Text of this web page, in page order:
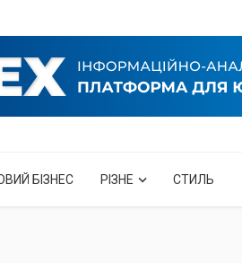
БІЗНЕС РІЗНЕ СТИЛЬ